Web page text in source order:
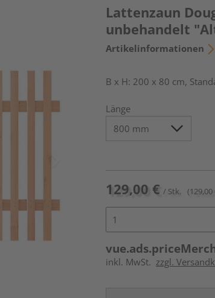
Lattenzaun
unbehandelt
Artikelinformationen
B x H: 200 x 80 cm,
Länge
129,00 € / Stk. (129,00
inkl. MwSt. zzgl.